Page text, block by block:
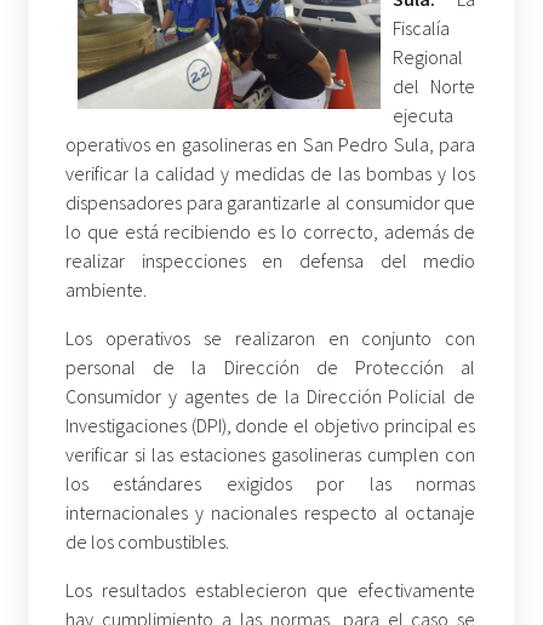
Fiscalía
Regional
del Norte
ejecuta
operativos en gasolineras en San Pedro Sula, para
verificar la calidad y medidas de las bombas y los
dispensadores para garantizarle al consumidor que
lo que está recibiendo es lo correcto, además de
realizar inspecciones en defensa del medio
ambiente.
Los operativos se realizaron en conjunto con
personal de la Dirección de Protección al
Consumidor y agentes de la Dirección Policial de
Investigaciones (DPI), donde el objetivo principal es
verificar si las estaciones gasolineras cumplen con
los estándares exigidos por las normas
internacionales y nacionales respecto al octanaje
de los combustibles.
Los resultados establecieron que efectivamente
hay cumplimiento a las normas, para el caso se